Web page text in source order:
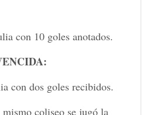
con 10 goles anotados.
con dos goles recibidos.
coliseo se jugó la